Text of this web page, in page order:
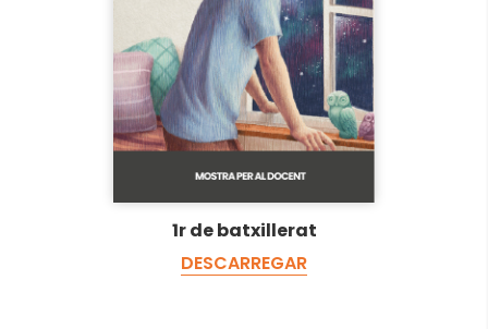
1r de batxillerat
DESCARREGAR